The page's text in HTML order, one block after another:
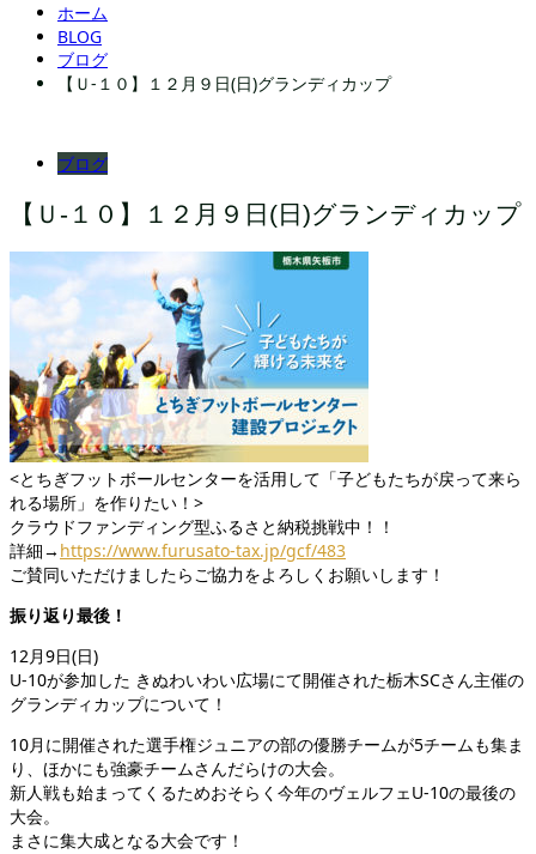
ホーム
BLOG
ブログ
【Ｕ-１０】１２月９日(日)グランディカップ
ブログ
【Ｕ-１０】１２月９日(日)グランディカップ
<とちぎフットボールセンターを活用して「子どもたちが戻って来ら
れる場所」を作りたい！>
クラウドファンディング型ふるさと納税挑戦中！！
詳細→ https://www.furusato-tax.jp/gcf/483
ご賛同いただけましたらご協力をよろしくお願いします！
振り返り最後！
12月9日(日)
U-10が参加した きぬわいわい広場にて開催された栃木SCさん主催の
グランディカップについて！
10月に開催された選手権ジュニアの部の優勝チームが5チームも集ま
り、ほかにも強豪チームさんだらけの大会。
新人戦も始まってくるためおそらく今年のヴェルフェU-10の最後の
大会。
まさに集大成となる大会です！